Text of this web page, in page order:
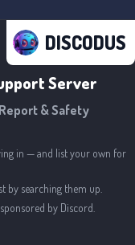
DISCODUS
Server
& Safety
in — and list your own for
by searching them up.
by Discord.